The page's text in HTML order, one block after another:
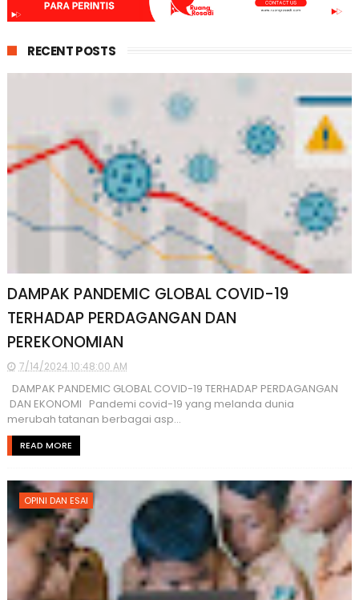
RECENT POSTS
DAMPAK PANDEMIC GLOBAL COVID-19
TERHADAP PERDAGANGAN DAN
PEREKONOMIAN
7/14/2024 10:48:00 AM
DAMPAK PANDEMIC GLOBAL COVID-19 TERHADAP PERDAGANGAN
DAN EKONOMI Pandemi covid-19 yang melanda dunia
merubah tatanan berbagai asp...
READ MORE
OPINI DAN ESAI